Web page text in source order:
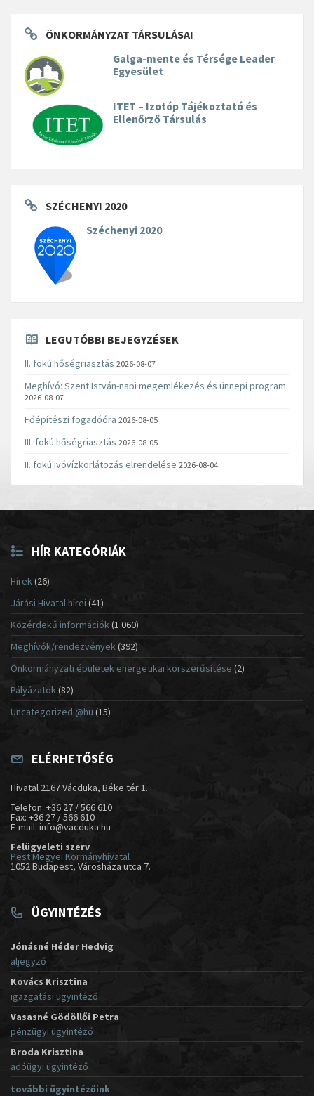
ÖNKORMÁNYZAT TÁRSULÁSAI
Galga-mente és Térsége Leader
Egyesület
ITET – Izotóp Tájékoztató és
Ellenőrző Társulás
SZÉCHENYI 2020
Széchenyi 2020
LEGUTÓBBI BEJEGYZÉSEK
II. fokú hőségriasztás 2026-08-07
Meghívó: Szent István-napi megemlékezés és ünnepi program
2026-08-07
Főépítészi fogadóóra 2026-08-05
III. fokú hőségriasztás 2026-08-05
II. fokú ivóvízkorlátozás elrendelése 2026-08-04
HÍR KATEGÓRIÁK
Hírek(26)
Járási Hivatal hírei (41)
Közérdekű információk(1 060)
Meghívók/rendezvények (392)
Önkormányzati épületek energetikai korszerűsítése (2)
Pályázatok (82)
Uncategorized @hu (15)
ELÉRHETŐSÉG
Hivatal 2167 Vácduka, Béke tér 1.
Telefon: +36 27 / 566 610
Fax: +36 27 / 566 610
E-mail: info@vacduka.hu
Felügyeleti szerv
Pest Megyei Kormányhivatal
1052 Budapest, Városháza utca 7.
ÜGYINTÉZÉS
Jónásné Héder Hedvig
aljegyző
Kovács Krisztina
igazgatási ügyintéző
Vasasné Gödöllői Petra
pénzügyi ügyintéző
Broda Krisztina
adóügyi ügyintéző
további ügyintézőink